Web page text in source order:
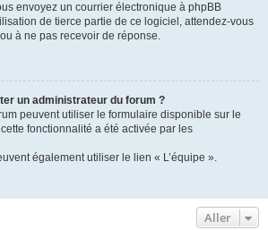
envoyez un courrier électronique à phpBB
de tierce partie de ce logiciel, attendez-vous
à ne pas recevoir de réponse.
un administrateur du forum ?
peuvent utiliser le formulaire disponible sur le
fonctionnalité a été activée par les
également utiliser le lien « L’équipe ».
Aller